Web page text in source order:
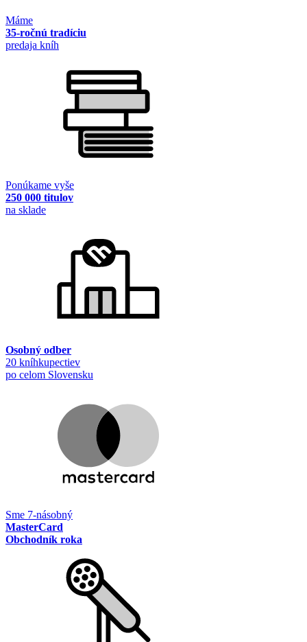
Máme
35-ročnú tradíciu
predaja kníh
Ponúkame vyše
250 000 titulov
na sklade
Osobný odber
20 kníhkupectiev
po celom Slovensku
Sme 7-násobný
MasterCard
Obchodník roka